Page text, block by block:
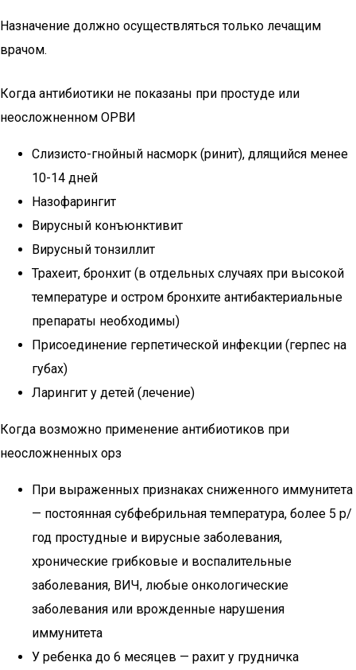
Назначение должно осуществляться только лечащим
врачом.
Когда антибиотики не показаны при простуде или
неосложненном ОРВИ
Слизисто-гнойный насморк (ринит), длящийся менее
10-14 дней
Назофарингит
Вирусный конъюнктивит
Вирусный тонзиллит
Трахеит, бронхит (в отдельных случаях при высокой
температуре и остром бронхите антибактериальные
препараты необходимы)
Присоединение герпетической инфекции (герпес на
губах)
Ларингит у детей (лечение)
Когда возможно применение антибиотиков при
неосложненных орз
При выраженных признаках сниженного иммунитета
— постоянная субфебрильная температура, более 5 р/
год простудные и вирусные заболевания,
хронические грибковые и воспалительные
заболевания, ВИЧ, любые онкологические
заболевания или врожденные нарушения
иммунитета
У ребенка до 6 месяцев — рахит у грудничка